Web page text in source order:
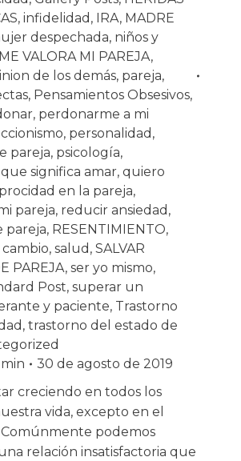
, infidelidad , IRA, MADRE
despechada, niños y
VALORA MI PAREJA,
de los demás, pareja,
, Pensamientos Obsesivos,
, perdonarme a mi
, personalidad ,
pareja, psicología,
que significa amar, quiero
en la pareja,
pareja, reducir ansiedad ,
pareja, RESENTIMIENTO,
cambio, salud , SALVAR
PAREJA, ser yo mismo,
Post, superar un
y paciente, Trastorno
, trastorno del estado de
30 de agosto de 2019
creciendo en todos los
vida, excepto en el
podemos
relación insatisfactoria que